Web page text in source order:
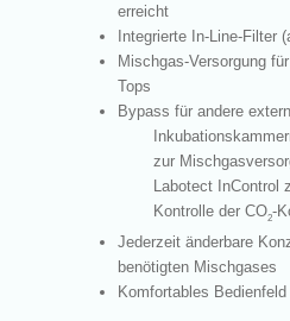
erreicht
Integrierte In-Line-Filter
Mischgas-Versorgung
Tops
Bypass für andere
zur
Labotect InControl
Kontrolle der CO2-
Jederzeit änderbare
benötigten Mischgases
Komfortables